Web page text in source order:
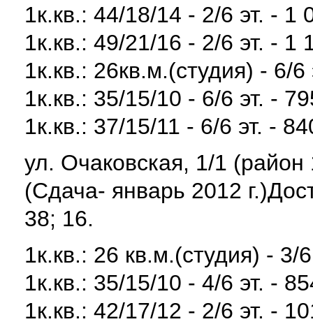
1к.кв.: 44/18/14 - 2/6 эт. - 1
1к.кв.: 49/21/16 - 2/6 эт. - 1
1к.кв.: 26кв.м.(студия) - 6/
1к.кв.: 35/15/10 - 6/6 эт. -
1к.кв.: 37/15/11 - 6/6 эт. -
ул. Очаковская, 1/1
(Сдача- январь 2012
38; 16.
1к.кв.: 26 кв.м.(студия) - 3/
1к.кв.: 35/15/10 - 4/6 эт. -
1к.кв.: 42/17/12 - 2/6 эт. -